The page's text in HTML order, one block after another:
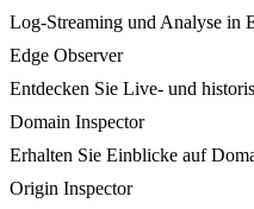
Log-Streaming und Analyse in
Edge Observer
Entdecken Sie Live- und
Domain Inspector
Erhalten Sie Einblicke auf
Origin Inspector